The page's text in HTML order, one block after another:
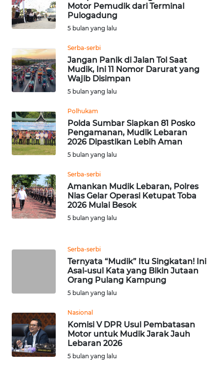
Motor Pemudik dari Terminal
Pulogadung
5 bulan yang lalu
Serba-serbi
Jangan Panik di Jalan Tol Saat
Mudik, Ini 11 Nomor Darurat yang
Wajib Disimpan
5 bulan yang lalu
Polhukam
Polda Sumbar Siapkan 81 Posko
Pengamanan, Mudik Lebaran
2026 Dipastikan Lebih Aman
5 bulan yang lalu
Serba-serbi
Amankan Mudik Lebaran, Polres
Nias Gelar Operasi Ketupat Toba
2026 Mulai Besok
5 bulan yang lalu
Serba-serbi
Ternyata “Mudik” Itu Singkatan! Ini
Asal-usul Kata yang Bikin Jutaan
Orang Pulang Kampung
5 bulan yang lalu
Nasional
Komisi V DPR Usul Pembatasan
Motor untuk Mudik Jarak Jauh
Lebaran 2026
5 bulan yang lalu
KALTARA
WN
KALTIM
SULSEL
WN
GORONTALO
WN
SULUT
WN
WN
DANAU
TOBA